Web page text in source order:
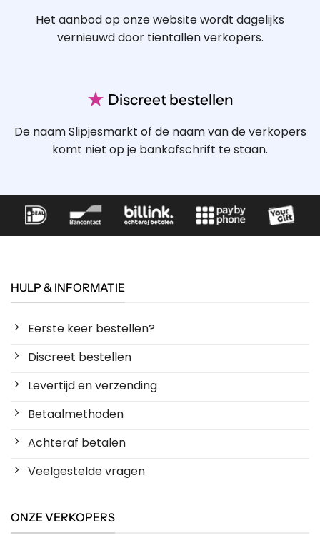
Het aanbod op onze website wordt dagelijks
vernieuwd door tientallen verkopers.
★ Discreet bestellen
De naam Slipjesmarkt of de naam van de verkopers
komt niet op je bankafschrift te staan.
HULP & INFORMATIE
Eerste keer bestellen?
Discreet bestellen
Levertijd en verzending
Betaalmethoden
Achteraf betalen
Veelgestelde vragen
ONZE VERKOPERS